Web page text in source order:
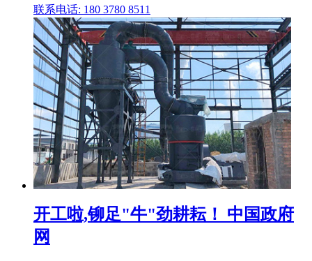
联系电话: 180 3780 8511
开工啦,铆足"牛"劲耕耘！ 中国政府
网